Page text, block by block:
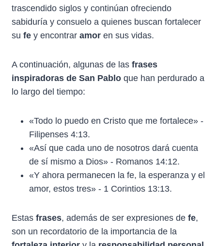
trascendido siglos y continúan ofreciendo
sabiduría y consuelo a quienes buscan fortalecer
su fe y encontrar amor en sus vidas.
A continuación, algunas de las frases
inspiradoras de San Pablo que han perdurado a
lo largo del tiempo:
«Todo lo puedo en Cristo que me fortalece» -
Filipenses 4:13.
«Así que cada uno de nosotros dará cuenta
de sí mismo a Dios» - Romanos 14:12.
«Y ahora permanecen la fe, la esperanza y el
amor, estos tres» - 1 Corintios 13:13.
Estas frases, además de ser expresiones de fe,
son un recordatorio de la importancia de la